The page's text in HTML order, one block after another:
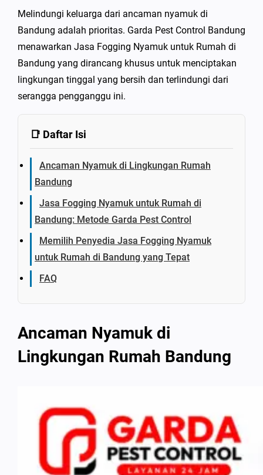
Melindungi keluarga dari ancaman nyamuk di
Bandung adalah prioritas. Garda Pest Control Bandung
menawarkan Jasa Fogging Nyamuk untuk Rumah di
Bandung yang dirancang khusus untuk menciptakan
lingkungan tinggal yang bersih dan terlindungi dari
serangga pengganggu ini.
📑 Daftar Isi
Ancaman Nyamuk di Lingkungan Rumah
Bandung
Jasa Fogging Nyamuk untuk Rumah di
Bandung: Metode Garda Pest Control
Memilih Penyedia Jasa Fogging Nyamuk
untuk Rumah di Bandung yang Tepat
FAQ
Ancaman Nyamuk di
Lingkungan Rumah Bandung